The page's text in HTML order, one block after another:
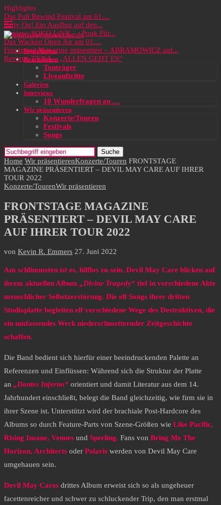
Highlights
Das Full Rewind Festival am 01....
Party On! Ein Ausflug auf den...
Review: SOKO LiNX – „Punk Für...
Das Wacken Open Air am 01....
Frontstage Magazine präsentiert – ABRAMOWICZ auf...
Review: TYNA – „ALLEN GEHT ES“
Neuigkeiten
Rezensionen
Tonträger
Liveauftritte
Galerien
Interviews
10 Wunderfragen an …
Wir präsentieren
Konzerte/Touren
Festivals
Songs
Suche
Home Wir präsentierenKonzerte/Touren FRONTSTAGE
MAGAZINE PRÄSENTIERT – DEVIL MAY CARE AUF IHRER
TOUR 2022
Konzerte/TourenWir präsentieren
FRONTSTAGE MAGAZINE
PRÄSENTIERT – DEVIL MAY CARE
AUF IHRER TOUR 2022
von Kevin R. Emmers 27. Juni 2022
Am schlimmsten ist es, hilflos zu sein. Devil May Care blicken auf
ihrem aktuellen Album „Divine Tragedy“ tief in verschiedene Akte
menschlicher Selbstzerstörung. Die elf Songs ihrer dritten
Studioplatte begleiten elf verschiedene Wege des Destruktiven, die
ein umfassendes Werk niederschmetternder Zeitgeschichte
schaffen.
Die Band bedient sich hierfür einer beeindruckenden Palette an
Referenzen und Einflüssen: Während sich die Struktur der Platte
an „Dantes Inferno“ orientiert und damit Literatur aus dem 14.
Jahrhundert einschließt, belegt die Band gleichzeitig, wie firm sie in
ihrer Szene ist. Unterstützt wird der brachiale Post-Hardcore des
Albums so durch Feature-Parts von Szene-Größen wie Like Pacific,
Rising Insane, Venues und Sperling. Fans von Bring Me The
Horizon, Architects oder Polaris werden von Devil May Care
umgehauen sein.
Devil May Cares drittes Album erweist sich so als ungeheuer
facettenreicher und schwer zu schluckender Trip, den man erstmal